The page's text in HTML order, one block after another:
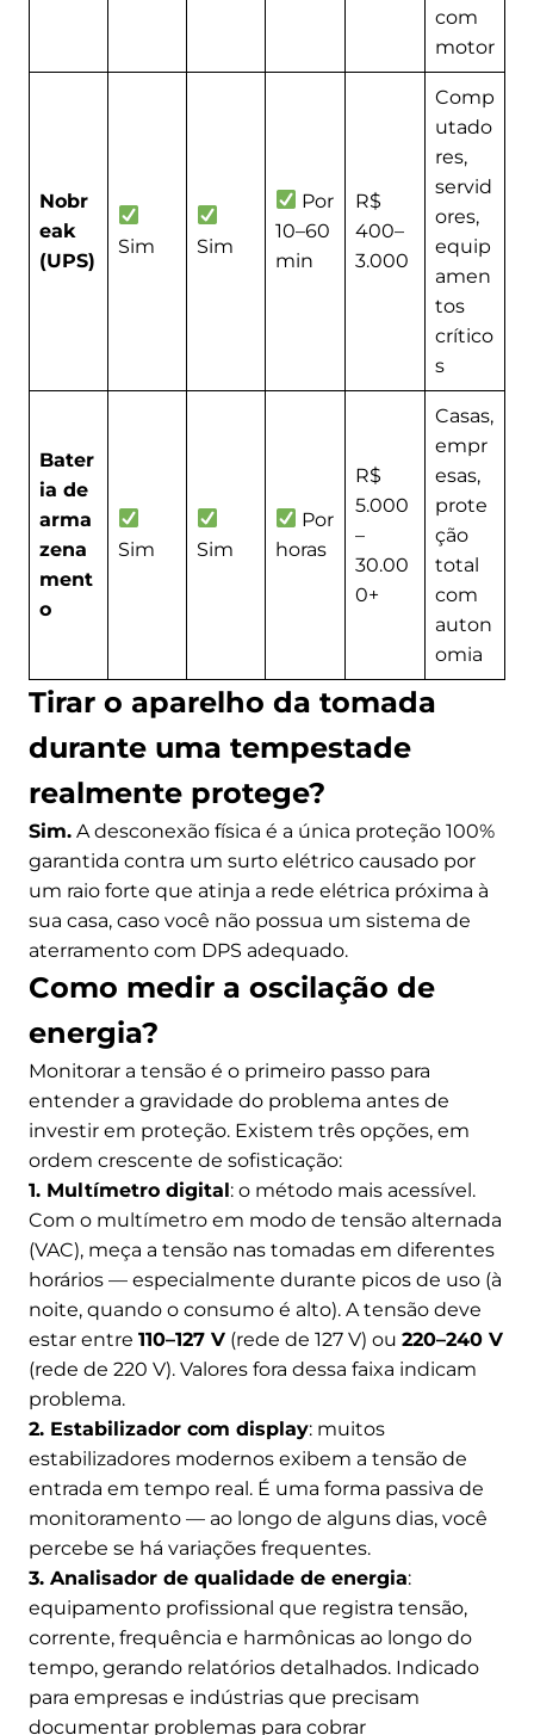
com
motor
Nobr
eak
(UPS)
Sim Sim
Por
10–60
min
R$
400–
3.000
Comp
utado
res,
servid
ores,
equip
amen
tos
crítico
s
Bater
ia de
arma
zena
ment
o
Sim Sim
Por
horas
R$
5.000
–
30.00
0+
Casas,
empr
esas,
prote
ção
total
com
auton
omia
Tirar o aparelho da tomada
durante uma tempestade
realmente protege?
Sim. A desconexão física é a única proteção 100%
garantida contra um surto elétrico causado por
um raio forte que atinja a rede elétrica próxima à
sua casa, caso você não possua um sistema de
aterramento com DPS adequado.
Como medir a oscilação de
energia?
Monitorar a tensão é o primeiro passo para
entender a gravidade do problema antes de
investir em proteção. Existem três opções, em
ordem crescente de sofisticação:
1. Multímetro digital: o método mais acessível.
Com o multímetro em modo de tensão alternada
(VAC), meça a tensão nas tomadas em diferentes
horários — especialmente durante picos de uso (à
noite, quando o consumo é alto). A tensão deve
estar entre 110–127 V (rede de 127 V) ou 220–240 V
(rede de 220 V). Valores fora dessa faixa indicam
problema.
2. Estabilizador com display: muitos
estabilizadores modernos exibem a tensão de
entrada em tempo real. É uma forma passiva de
monitoramento — ao longo de alguns dias, você
percebe se há variações frequentes.
3. Analisador de qualidade de energia:
equipamento profissional que registra tensão,
corrente, frequência e harmônicas ao longo do
tempo, gerando relatórios detalhados. Indicado
para empresas e indústrias que precisam
documentar problemas para cobrar